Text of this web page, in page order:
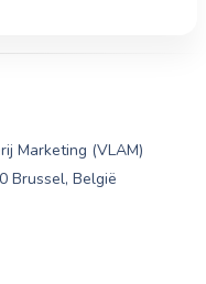
Marketing (VLAM)
Brussel, België